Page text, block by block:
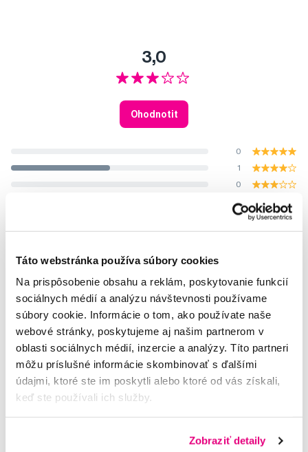
Táto webstránka používa súbory cookies
Na prispôsobenie obsahu a reklám, poskytovanie funkcií
sociálnych médií a analýzu návštevnosti používame
súbory cookie. Informácie o tom, ako používate naše
webové stránky, poskytujeme aj našim partnerom v
oblasti sociálnych médií, inzercie a analýzy. Títo partneri
môžu príslušné informácie skombinovať s ďalšími
údajmi, ktoré ste im poskytli alebo ktoré od vás získali,
keď ste používali ich služby.
Zobraziť detaily
3,0
Ohodnotit
0
1
0
1
0
Potřebujete poradit?
Napište našim odborníkům